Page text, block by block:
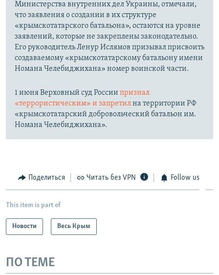
Министерства внутренних дел Украины, отмечали,
что заявления о создании в их структуре
«крымскотатарского батальона», остаются на уровне
заявлений, которые не закреплены законодательно.
Его руководитель Ленур Ислямов призывал присвоить
создаваемому «крымскотатарскому батальону имени
Номана Челебиджихана» номер воинской части.
1 июня Верховный суд России признал
«террористическим» и запретилна территории РФ
«крымскотатарский добровольческий батальон им.
Номана Челебиджихана».
Поделиться Читать без VPN Follow us
This item is part of
Новости Весь Крым
ПО ТЕМЕ